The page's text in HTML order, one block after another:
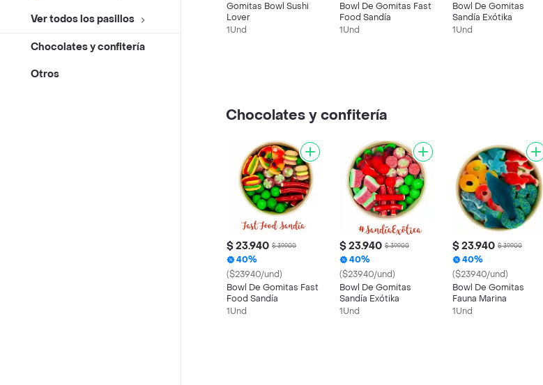
Ver todos los pasillos
Chocolates y confitería
Otros
Gomitas Bowl Sushi
Lover
1Und
Bowl De Gomitas Fast
Food Sandía
1Und
Bowl De Gomitas
Sandía Exótika
1Und
Chocolates y confitería
$ 23.940 $ 39.900
40%
($23940/und)
Bowl De Gomitas Fast
Food Sandía
1Und
$ 23.940 $ 39.900
40%
($23940/und)
Bowl De Gomitas
Sandía Exótika
1Und
$ 23.940 $ 39.900
40%
($23940/und)
Bowl De Gomitas
Fauna Marina
1Und